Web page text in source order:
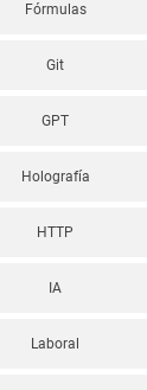
Fórmulas
Git
GPT
Holografía
HTTP
IA
Laboral